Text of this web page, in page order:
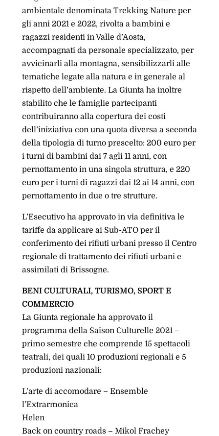
ambientale denominata Trekking Nature per
gli anni 2021 e 2022, rivolta a bambini e
ragazzi residenti in Valle d’Aosta,
accompagnati da personale specializzato, per
avvicinarli alla montagna, sensibilizzarli alle
tematiche legate alla natura e in generale al
rispetto dell’ambiente. La Giunta ha inoltre
stabilito che le famiglie partecipanti
contribuiranno alla copertura dei costi
dell’iniziativa con una quota diversa a seconda
della tipologia di turno prescelto: 200 euro per
i turni di bambini dai 7 agli 11 anni, con
pernottamento in una singola struttura, e 220
euro per i turni di ragazzi dai 12 ai 14 anni, con
pernottamento in due o tre strutture.
L’Esecutivo ha approvato in via definitiva le
tariffe da applicare ai Sub-ATO per il
conferimento dei rifiuti urbani presso il Centro
regionale di trattamento dei rifiuti urbani e
assimilati di Brissogne.
BENI CULTURALI, TURISMO, SPORT E
COMMERCIO
La Giunta regionale ha approvato il
programma della Saison Culturelle 2021 –
primo semestre che comprende 15 spettacoli
teatrali, dei quali 10 produzioni regionali e 5
produzioni nazionali:
L’arte di accomodare – Ensemble
l’Extrarmonica
Helen
Back on country roads – Mikol Frachey